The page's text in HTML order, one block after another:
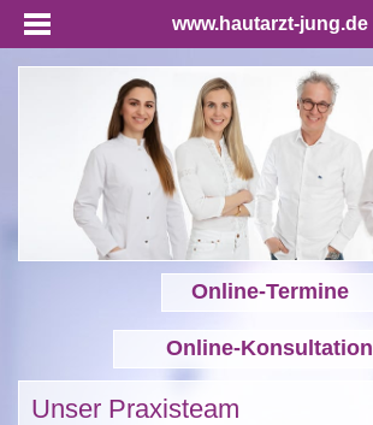
www.hautarzt-jung.de
Online-Termine
Online-Konsultation
Unser Praxisteam